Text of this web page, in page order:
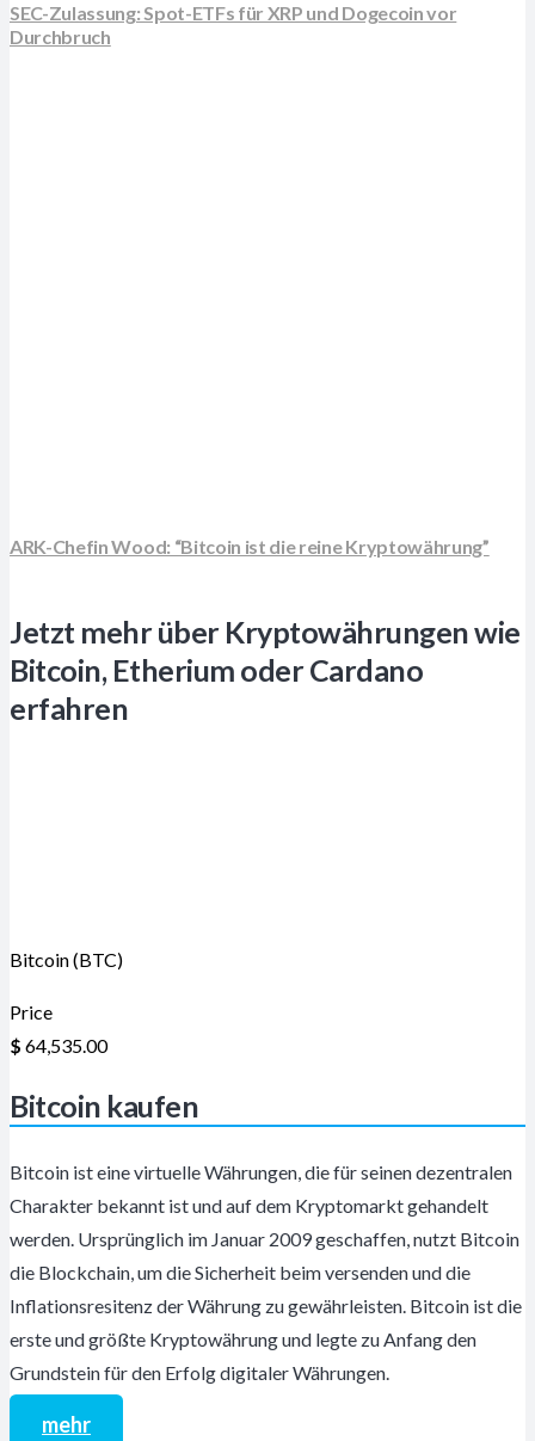
SEC-Zulassung: Spot-ETFs für XRP und Dogecoin vor
Durchbruch
ARK-Chefin Wood: “Bitcoin ist die reine Kryptowährung”
Jetzt mehr über Kryptowährungen wie
Bitcoin, Etherium oder Cardano
erfahren
Bitcoin (BTC)
Price
$ 64,535.00
Bitcoin kaufen
Bitcoin ist eine virtuelle Währungen, die für seinen dezentralen
Charakter bekannt ist und auf dem Kryptomarkt gehandelt
werden. Ursprünglich im Januar 2009 geschaffen, nutzt Bitcoin
die Blockchain, um die Sicherheit beim versenden und die
Inflationsresitenz der Währung zu gewährleisten. Bitcoin ist die
erste und größte Kryptowährung und legte zu Anfang den
Grundstein für den Erfolg digitaler Währungen.
mehr